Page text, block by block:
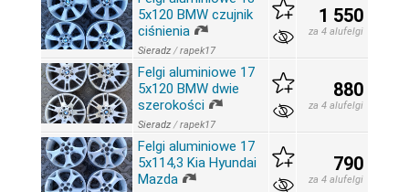
5x120 BMW czujnik
ciśnienia
Sieradz /rapek17
1 550
za 4 alufelgi
Felgi aluminiowe 17
5x120 BMW dwie
szerokości
Sieradz /rapek17
880
za 4 alufelgi
Felgi aluminiowe 17
5x114,3 Kia Hyundai
Mazda
790
za 4 alufelgi